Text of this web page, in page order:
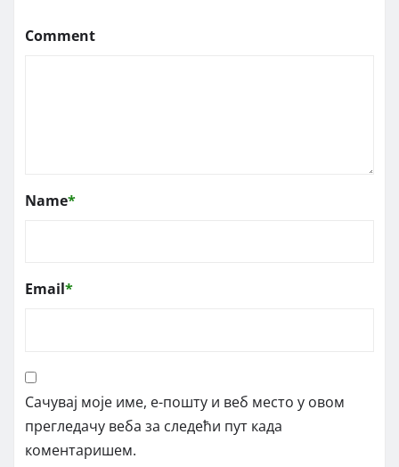
Comment
Name*
Email*
Сачувај моје име, е-пошту и веб место у овом
прегледачу веба за следећи пут када
коментаришем.